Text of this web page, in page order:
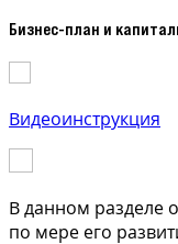
Бизнес-план и
Видеоинструкция
В данном разделе
по мере его